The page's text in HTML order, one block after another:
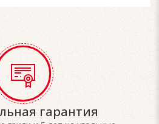
гарантия